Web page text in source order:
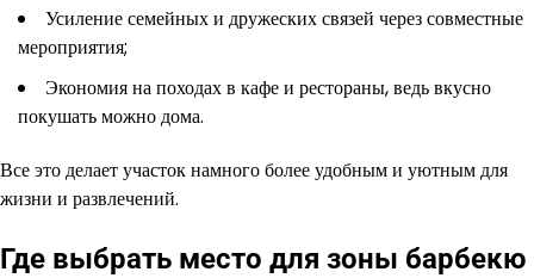
Усиление семейных и дружеских связей через совместные
мероприятия;
Экономия на походах в кафе и рестораны, ведь вкусно
покушать можно дома.
Все это делает участок намного более удобным и уютным для
жизни и развлечений.
Где выбрать место для зоны барбекю